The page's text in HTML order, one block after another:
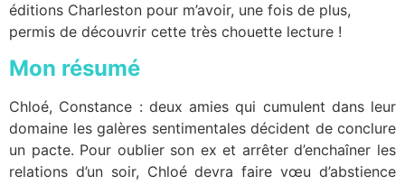
éditions Charleston pour m’avoir, une fois de plus,
permis de découvrir cette très chouette lecture !
Mon résumé
Chloé, Constance : deux amies qui cumulent dans leur
domaine les galères sentimentales décident de conclure
un pacte. Pour oublier son ex et arrêter d’enchaîner les
relations d’un soir, Chloé devra faire vœu d’abstience